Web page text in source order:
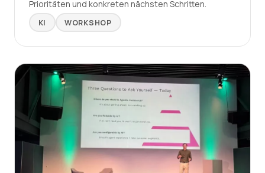
Prioritäten und konkreten nächsten Schritten.
KI WORKSHOP